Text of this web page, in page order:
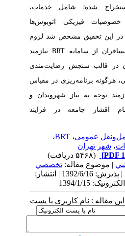
شده؛ شامل خدمات،
فیزیکی اتوبوس‌ها
در این تحقیق مشخص شد لزوم
از سامانهBRT نیازمند
در قالب سنجش رضایت‌مندی
هرگونه برنامه‌ریزی در مقیاس
توجه به نیاز شهروندان و
اقشار جامعه در فرایند
عمومی،BRT،
،شهر تهران
| موضوع مقاله:تخصصي
دریافت: 1392/3/21 | پذیرش: 1392/6/16 | انتشار:
مقاله : نام کاربری یا پست